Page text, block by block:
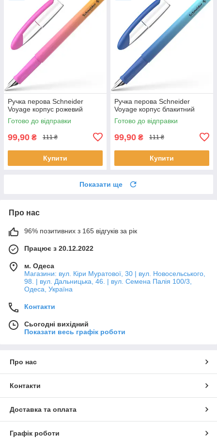
Ручка перова Schneider
Voyage корпус рожевий
Готово до відправки
99,90 ₴ 111 ₴
Купити
Ручка перова Schneider
Voyage корпус блакитний
Готово до відправки
99,90 ₴ 111 ₴
Купити
Показати ще
Про нас
96% позитивних з 165 відгуків за рік
Працює з 20.12.2022
м. Одеса
Магазини: вул. Кіри Муратової, 30 | вул. Новосельського,
98. | вул. Дальницька, 46. | вул. Семена Палія 100/3,
Одеса, Україна
Контакти
Сьогодні вихідний
Показати весь графік роботи
Про нас
Контакти
Доставка та оплата
Графік роботи